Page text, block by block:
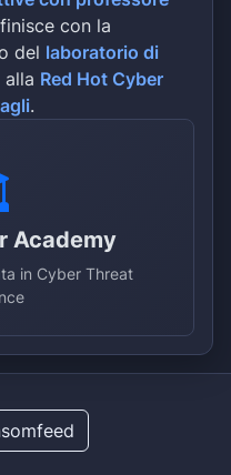
con la
del laboratorio di
alla Red Hot Cyber
.
Academy
in Cyber Threat